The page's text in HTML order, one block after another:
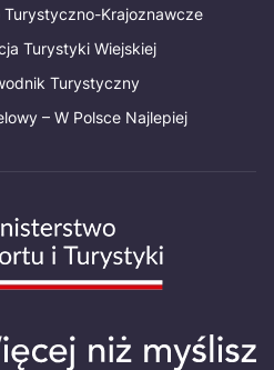
Turystyczno-Krajoznawcze
Turystyki Wiejskiej
Turystyczny
– W Polsce Najlepiej